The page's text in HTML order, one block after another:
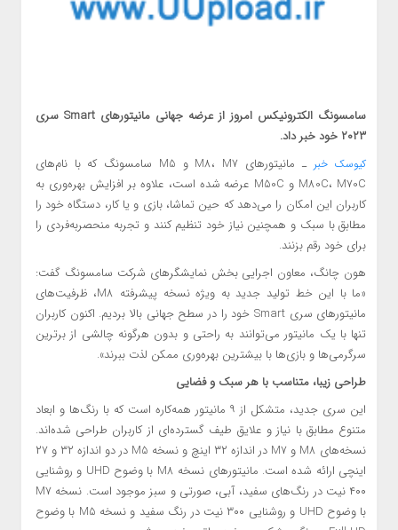
سامسونگ الکترونیکس امروز از عرضه جهانی مانیتورهای Smart سری
۲۰۲۳ خود خبر داد.
کیوسک خبر
ـ مانیتورهای M8، M7 و M5 سامسونگ که با نام‌های
M80C، M70C و M50C عرضه شده است، علاوه بر افزایش بهره‌وری به
کاربران این امکان را می‌دهد که حین تماشا، بازی و یا کار، دستگاه خود را
مطابق با سبک و همچنین نیاز خود تنظیم کنند و تجربه منحصربه‌فردی را
برای خود رقم بزنند.
هون چانگ، معاون اجرایی بخش نمایشگر‌های شرکت سامسونگ گفت:
«ما با این خط تولید جدید به ویژه نسخه پیشرفته M8، ظرفیت‌های
مانیتورهای سری Smart خود را در سطح جهانی بالا بردیم. اکنون کاربران
تنها با یک مانیتور می‌توانند به راحتی و بدون هرگونه چالشی از برترین
سرگرمی‌ها‌ و بازی‌ها با بیشترین بهره‌وری ممکن لذت ببرند».
طراحی زیبا، متناسب با هر سبک و فضایی
این سری جدید، متشکل از ۹ مانیتور همه‌کاره است که با رنگ‌ها و ابعاد
متنوع مطابق با نیاز و علایق طیف گسترده‌ای از کاربران طراحی شده‌‌اند.
نسخه‌های M8 و M7 در اندازه ۳۲ اینچ و نسخه M5 در دو اندازه ۳۲ و ۲۷
اینچی ارائه شده است. مانیتورهای نسخه M8 با وضوح UHD و روشنایی
۴۰۰ نیت در رنگ‌های سفید، آبی، صورتی و سبز موجود است. نسخه M7
با وضوح UHD و روشنایی ۳۰۰ نیت در رنگ سفید و نسخه M5 با وضوح